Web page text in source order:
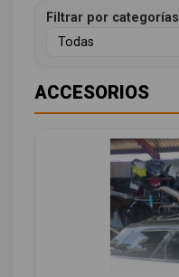
Filtrar por categorías
ACCESORIOS